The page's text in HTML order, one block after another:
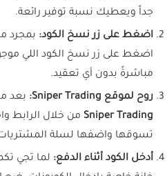
جداً ويعطيك نسبة توفير رائعة.
اضغط على زر نسخ الكود: بمجرد
اضغط على زر نسخ الكود اللي
مباشرةً بدون أي تعقيد.
روح لموقع Sniper Trading:
بعد
Sniper Trading من خلال الرابط
تسوقها واضفها لسلة
أدخل الكود أثناء الدفع: لما تجي